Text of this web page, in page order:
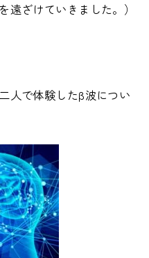
遠ざけていきました。）
人で体験したβ波につい